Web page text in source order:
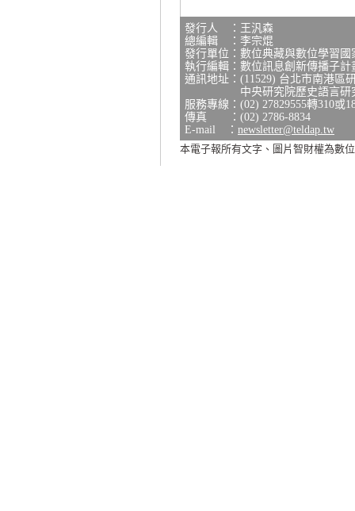
發行人 ：王汎森
總編輯 ：李宗焜
發行單位：數位典藏與數位學習
執行編輯：數位訊息創新傳播子計
通訊地址：(11529) 台北市南港區
中央研究院歷史語言研究
服務專線：(02) 27829555轉310或
傳真 ：(02) 2786-8834
E-mail ： newsletter@teldap.tw
本電子報所有文字、圖片智財權為數